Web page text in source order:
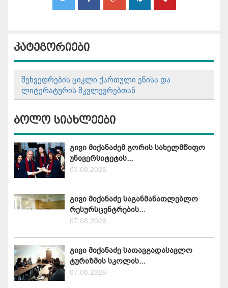
კატეგორიები
შეხვედრების ციკლი ქართული ენისა და
ლიტერატურის მკვლევრებთან
ბოლო სიახლეები
გივი მიქანაძემ გორის სახელმწიფო
უნივერსიტეტის...
07.08.2026
გივი მიქანაძე საგანმანათლებლო
რესურსცენტრების...
07.08.2026
გივი მიქანაძე სათავგადასავლო
ტურიზმის სკოლის...
07.08.2026